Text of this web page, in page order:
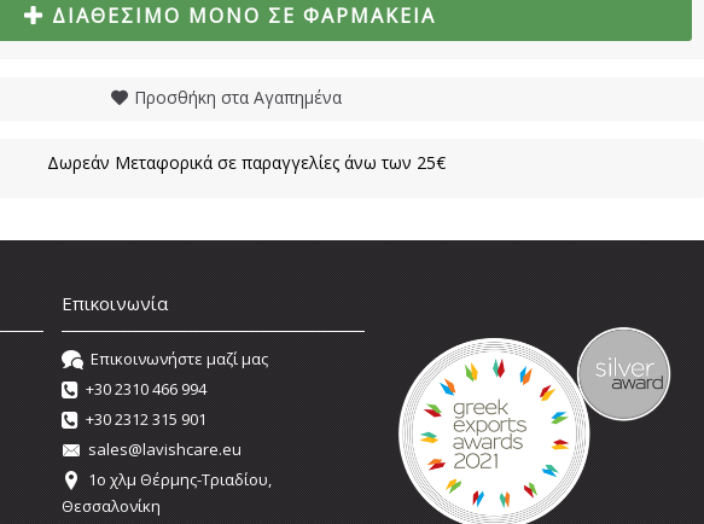
ΔΙΑΘΈΣΙΜΟ ΜΌΝΟ ΣΕ ΦΑΡΜΑΚΕΊΑ
Προσθήκη στα Αγαπημένα
Δωρεάν Μεταφορικά σε παραγγελίες άνω των 25€
Επικοινωνία
Επικοινωνήστε μαζί μας
+30 2310 466 994
+30 2312 315 901
sales@lavishcare.eu
1o χλμ Θέρμης-Τριαδίου,
Θεσσαλονίκη